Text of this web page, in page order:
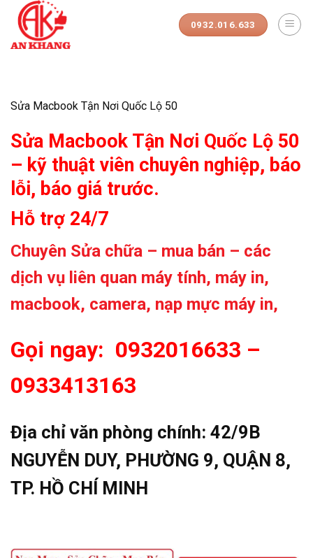
Skip
content
0932.016.633
Sửa Macbook Tận Nơi Quốc Lộ 50
Sửa Macbook Tận Nơi Quốc Lộ 50
– kỹ thuật viên chuyên nghiệp, báo
lỗi, báo giá trước.
Hỗ trợ 24/7
Chuyên Sửa chữa – mua bán – các
dịch vụ liên quan máy tính, máy in,
macbook, camera, nạp mực máy in,
Gọi ngay: 0932016633 –
0933413163
Địa chỉ văn phòng chính: 42/9B
NGUYỄN DUY, PHƯỜNG 9, QUẬN 8,
TP. HỒ CHÍ MINH